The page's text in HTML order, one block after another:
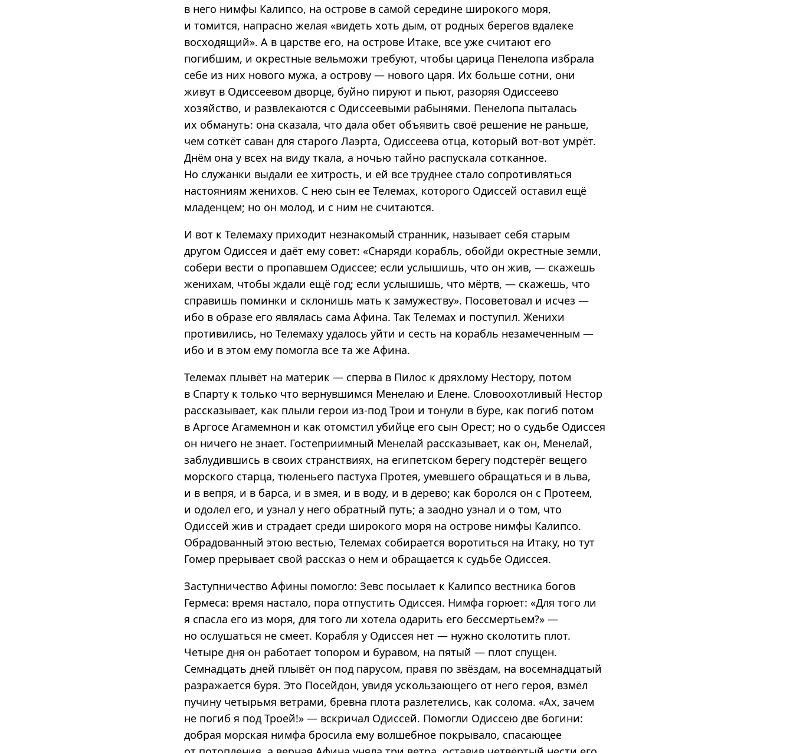
в него нимфы Калипсо, на острове в самой середине широкого моря,
и томится, напрасно желая «видеть хоть дым, от родных берегов вдалеке
восходящий». А в царстве его, на острове Итаке, все уже считают его
погибшим, и окрестные вельможи требуют, чтобы царица Пенелопа избрала
себе из них нового мужа, а острову — нового царя. Их больше сотни, они
живут в Одиссеевом дворце, буйно пируют и пьют, разоряя Одиссеево
хозяйство, и развлекаются с Одиссеевыми рабынями. Пенелопа пыталась
их обмануть: она сказала, что дала обет объявить своё решение не раньше,
чем соткёт саван для старого Лаэрта, Одиссеева отца, который вот-вот умрёт.
Днём она у всех на виду ткала, а ночью тайно распускала сотканное.
Но служанки выдали ее хитрость, и ей все труднее стало сопротивляться
настояниям женихов. С нею сын ее Телемах, которого Одиссей оставил ещё
младенцем; но он молод, и с ним не считаются.
И вот к Телемаху приходит незнакомый странник, называет себя старым
другом Одиссея и даёт ему совет: «Снаряди корабль, обойди окрестные земли,
собери вести о пропавшем Одиссее; если услышишь, что он жив, — скажешь
женихам, чтобы ждали ещё год; если услышишь, что мёртв, — скажешь, что
справишь поминки и склонишь мать к замужеству». Посоветовал и исчез —
ибо в образе его являлась сама Афина. Так Телемах и поступил. Женихи
противились, но Телемаху удалось уйти и сесть на корабль незамеченным —
ибо и в этом ему помогла все та же Афина.
Телемах плывёт на материк — сперва в Пилос к дряхлому Нестору, потом
в Спарту к только что вернувшимся Менелаю и Елене. Словоохотливый Нестор
рассказывает, как плыли герои из-под Трои и тонули в буре, как погиб потом
в Аргосе Агамемнон и как отомстил убийце его сын Орест; но о судьбе Одиссея
он ничего не знает. Гостеприимный Менелай рассказывает, как он, Менелай,
заблудившись в своих странствиях, на египетском берегу подстерёг вещего
морского старца, тюленьего пастуха Протея, умевшего обращаться и в льва,
и в вепря, и в барса, и в змея, и в воду, и в дерево; как боролся он с Протеем,
и одолел его, и узнал у него обратный путь; а заодно узнал и о том, что
Одиссей жив и страдает среди широкого моря на острове нимфы Калипсо.
Обрадованный этою вестью, Телемах собирается воротиться на Итаку, но тут
Гомер прерывает свой рассказ о нем и обращается к судьбе Одиссея.
Заступничество Афины помогло: Зевс посылает к Калипсо вестника богов
Гермеса: время настало, пора отпустить Одиссея. Нимфа горюет: «Для того ли
я спасла его из моря, для того ли хотела одарить его бессмертьем?» —
но ослушаться не смеет. Корабля у Одиссея нет — нужно сколотить плот.
Четыре дня он работает топором и буравом, на пятый — плот спущен.
Семнадцать дней плывёт он под парусом, правя по звёздам, на восемнадцатый
разражается буря. Это Посейдон, увидя ускользающего от него героя, взмёл
пучину четырьмя ветрами, бревна плота разлетелись, как солома. «Ах, зачем
не погиб я под Троей!» — вскричал Одиссей. Помогли Одиссею две богини:
добрая морская нимфа бросила ему волшебное покрывало, спасающее